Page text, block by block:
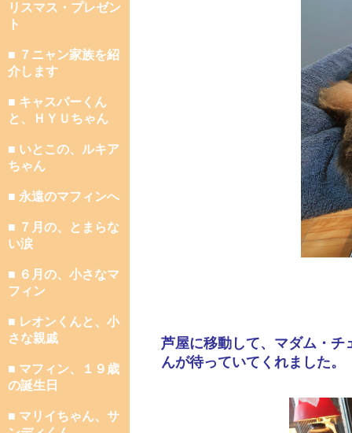
リスマス・プレゼン
ト
■ ７ニャン家族を紹
介します
■ キャスパーくん
と、ＨＹＵちゃん
■ いとこの、ルキア
ちゃん
■ 永遠のマフィンへ
■ ７月の、とまらな
い涙
■ ６月の、小さなマ
フィン
■ レオンくんと、小
さな親戚
■ マフィン、１９歳
の誕生日
■ マリイちゃん、サ
芦屋に移動して、マダム・チ
んが待っていてくれました。